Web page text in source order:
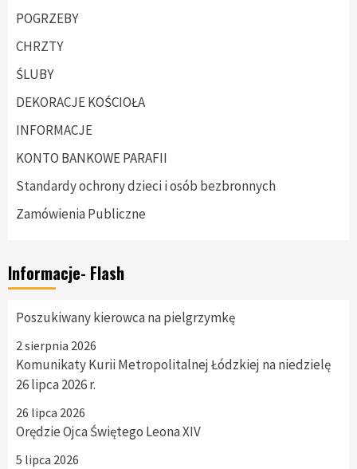
POGRZEBY
CHRZTY
ŚLUBY
DEKORACJE KOŚCIOŁA
INFORMACJE
KONTO BANKOWE PARAFII
Standardy ochrony dzieci i osób bezbronnych
Zamówienia Publiczne
Informacje- Flash
Poszukiwany kierowca na pielgrzymkę
2 sierpnia 2026
Komunikaty Kurii Metropolitalnej Łódzkiej na niedzielę
26 lipca 2026 r.
26 lipca 2026
Orędzie Ojca Świętego Leona XIV
5 lipca 2026